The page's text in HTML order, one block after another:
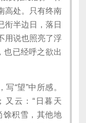
高处。只有终南
衔半边日，落日
用说也照亮了浮
也已经呼之欲出
“望”中所感。
又云：“日暮天
馀积雪，其他地